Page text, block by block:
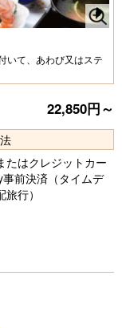
いて、あわび又はステ
N
e
xt
22,850円～
たはクレジットカー
事前決済（タイムデ
行）